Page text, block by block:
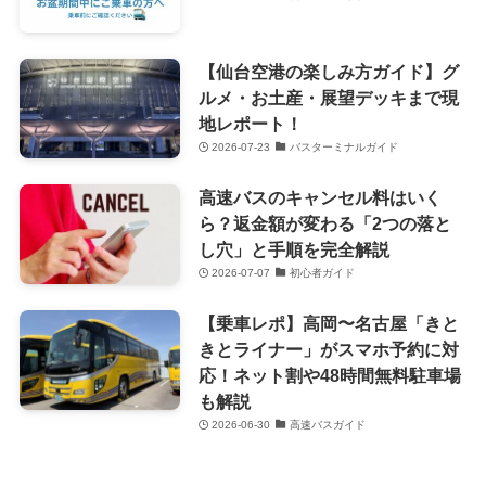
【仙台空港の楽しみ方ガイド】グ
ルメ・お土産・展望デッキまで現
地レポート！
2026-07-23 バスターミナルガイド
高速バスのキャンセル料はいく
ら？返金額が変わる「2つの落と
し穴」と手順を完全解説
2026-07-07 初心者ガイド
【乗車レポ】高岡〜名古屋「きと
きとライナー」がスマホ予約に対
応！ネット割や48時間無料駐車場
も解説
2026-06-30 高速バスガイド